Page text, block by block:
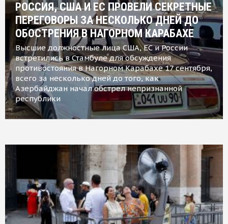
РОССИЯ, США И ЕС ПРОВЕЛИ СЕКРЕТНЫЕ
ПЕРЕГОВОРЫ ЗА НЕСКОЛЬКО ДНЕЙ ДО
ОБОСТРЕНИЯ В НАГОРНОМ КАРАБАХЕ
Высшие должностные лица США, ЕС и России
встретились в Стамбуле для обсуждения
противостояния в Нагорном Карабахе 17 сентября,
всего за несколько дней до того, как
Азербайджан начал обстрел непризнанной
республики